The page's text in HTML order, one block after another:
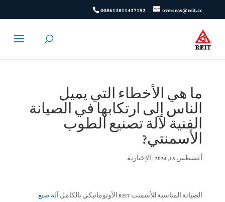
008613811437192 overseas@reit.cc
ما هي الأخطاء التي يميل
الناس إلى ارتكابها في الصيانة
الفنية لآلة تصنيع الطوب
الأسمنتي?
أغسطس 15, 2024 | الإخبارية
الصيانة المناسبة للأسمنت REIT الأوتوماتيكي بالكامل
آلة صنع